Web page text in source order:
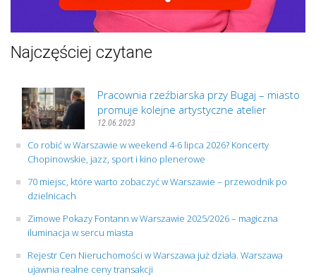
Najczęściej czytane
Pracownia rzeźbiarska przy Bugaj – miasto
promuje kolejne artystyczne atelier
12.06.2023
Co robić w Warszawie w weekend 4-6 lipca 2026? Koncerty
Chopinowskie, jazz, sport i kino plenerowe
70 miejsc, które warto zobaczyć w Warszawie – przewodnik po
dzielnicach
Zimowe Pokazy Fontann w Warszawie 2025/2026 – magiczna
iluminacja w sercu miasta
Rejestr Cen Nieruchomości w Warszawa już działa. Warszawa
ujawnia realne ceny transakcji